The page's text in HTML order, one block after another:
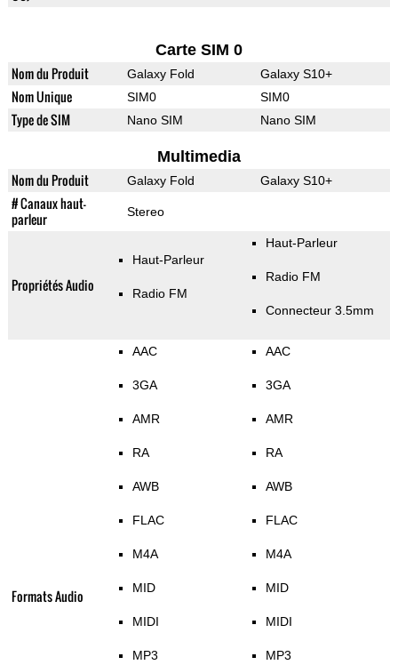
Carte SIM 0
Nom du Produit Galaxy Fold Galaxy S10+
Nom Unique SIM0 SIM0
Type de SIM Nano SIM Nano SIM
Multimedia
Nom du Produit Galaxy Fold Galaxy S10+
# Canaux haut-
parleur
Stereo
Propriétés Audio
Haut-Parleur
Radio FM
Haut-Parleur
Radio FM
Connecteur 3.5mm
Formats Audio
AAC
3GA
AMR
RA
AWB
FLAC
M4A
MID
MIDI
MP3
AAC
3GA
AMR
RA
AWB
FLAC
M4A
MID
MIDI
MP3